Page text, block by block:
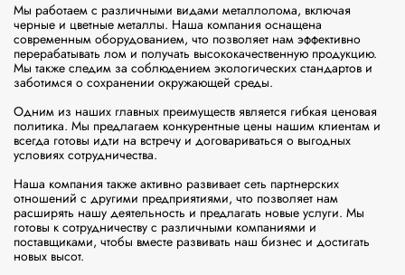
Мы работаем с различными видами металлолома, включая
черные и цветные металлы. Наша компания оснащена
современным оборудованием, что позволяет нам эффективно
перерабатывать лом и получать высококачественную продукцию.
Мы также следим за соблюдением экологических стандартов и
заботимся о сохранении окружающей среды.
Одним из наших главных преимуществ является гибкая ценовая
политика. Мы предлагаем конкурентные цены нашим клиентам и
всегда готовы идти на встречу и договариваться о выгодных
условиях сотрудничества.
Наша компания также активно развивает сеть партнерских
отношений с другими предприятиями, что позволяет нам
расширять нашу деятельность и предлагать новые услуги. Мы
готовы к сотрудничеству с различными компаниями и
поставщиками, чтобы вместе развивать наш бизнес и достигать
новых высот.